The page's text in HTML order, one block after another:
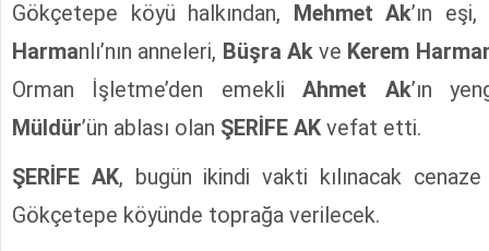
Gökçetepe köyü halkından, Mehmet Ak’ın eşi,
Harmanlı’nın anneleri, Büşra Akve Kerem
Orman İşletme’den emekliAhmet Ak’ın
Müldür’ün ablası olan ŞERİFE AK vefat etti.
ŞERİFE AK, bugün ikindi vakti kılınacak cenaze
Gökçetepe köyünde toprağa verilecek.